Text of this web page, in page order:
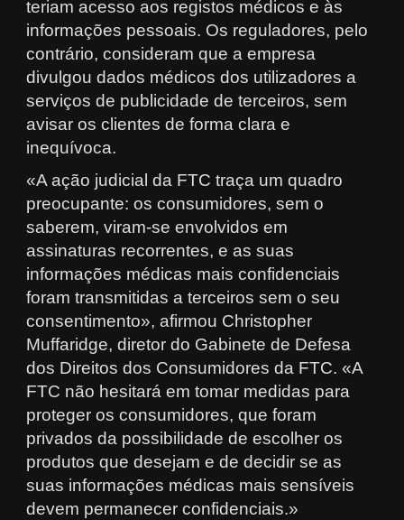
teriam acesso aos registos médicos e às
informações pessoais. Os reguladores, pelo
contrário, consideram que a empresa
divulgou dados médicos dos utilizadores a
serviços de publicidade de terceiros, sem
avisar os clientes de forma clara e
inequívoca.
«A ação judicial da FTC traça um quadro
preocupante: os consumidores, sem o
saberem, viram-se envolvidos em
assinaturas recorrentes, e as suas
informações médicas mais confidenciais
foram transmitidas a terceiros sem o seu
consentimento», afirmou Christopher
Muffaridge, diretor do Gabinete de Defesa
dos Direitos dos Consumidores da FTC. «A
FTC não hesitará em tomar medidas para
proteger os consumidores, que foram
privados da possibilidade de escolher os
produtos que desejam e de decidir se as
suas informações médicas mais sensíveis
devem permanecer confidenciais.»